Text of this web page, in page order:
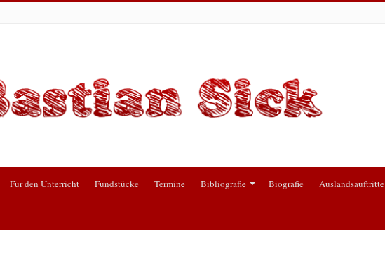
Für den Unterricht Fundstücke Termine Bibliografie Biografie Auslandsauftritte